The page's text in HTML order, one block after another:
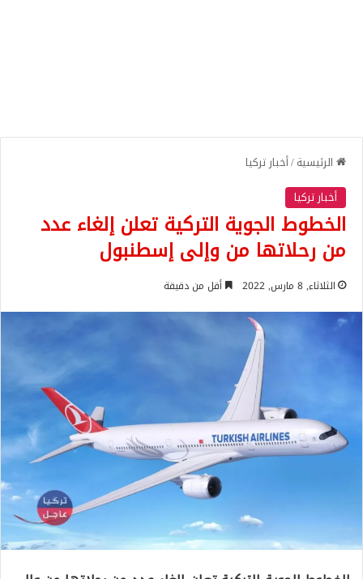
الرئيسية/أخبار تركيا
أخبار تركيا
الخطوط الجوية التركية تعلن إلغاء عدد
من رحلاتها من وإلى إسطنبول
الثلاثاء, 8 مارس, 2022 أقل من دقيقة